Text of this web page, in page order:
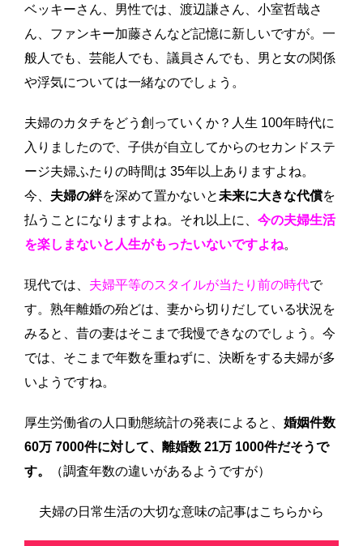
ベッキーさん、男性では、渡辺謙さん、小室哲哉さ
ん、ファンキー加藤さんなど記憶に新しいですが。一
般人でも、芸能人でも、議員さんでも、男と女の関係
や浮気については一緒なのでしょう。
夫婦のカタチをどう創っていくか？人生 100年時代に
入りましたので、子供が自立してからのセカンドステ
ージ夫婦ふたりの時間は 35年以上ありますよね。
今、 夫婦の絆を深めて置かないと未来に大きな代償を
払うことになりますよね。それ以上に、 今の夫婦生活
を楽しまないと人生がもったいないですよね。
現代では、 夫婦平等のスタイルが当たり前の時代で
す。熟年離婚の殆どは、妻から切りだしている状況を
みると、昔の妻はそこまで我慢できなのでしょう。今
では、そこまで年数を重ねずに、決断をする夫婦が多
いようですね。
厚生労働省の人口動態統計の発表によると、 婚姻件数
60万 7000件に対して、 離婚数 21万 1000件だそうで
す。
（調査年数の違いがあるようですが）
夫婦の日常生活の大切な意味の記事はこちらから